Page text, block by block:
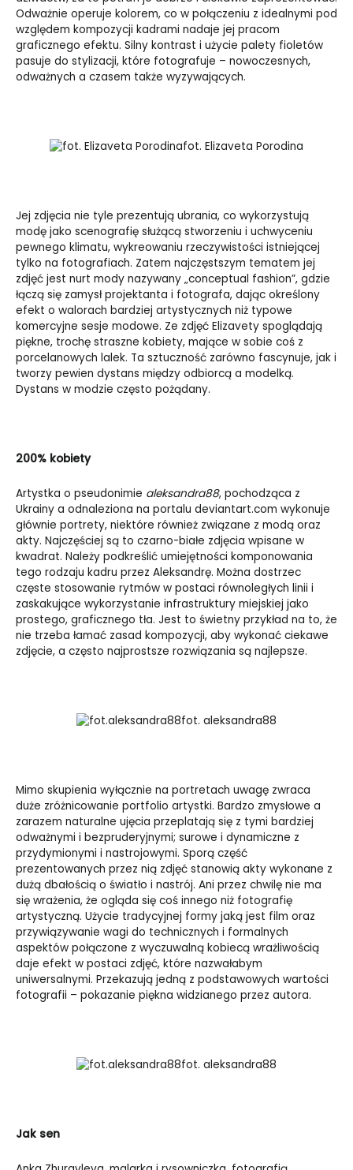
Odważnie operuje kolorem, co w połączeniu z idealnymi pod
względem kompozycji kadrami nadaje jej pracom
graficznego efektu. Silny kontrast i użycie palety fioletów
pasuje do stylizacji, które fotografuje – nowoczesnych,
odważnych a czasem także wyzywających.
fot. Elizaveta Porodina
Jej zdjęcia nie tyle prezentują ubrania, co wykorzystują
modę jako scenografię służącą stworzeniu i uchwyceniu
pewnego klimatu, wykreowaniu rzeczywistości istniejącej
tylko na fotografiach. Zatem najczęstszym tematem jej
zdjęć jest nurt mody nazywany „conceptual fashion”, gdzie
łączą się zamysł projektanta i fotografa, dając określony
efekt o walorach bardziej artystycznych niż typowe
komercyjne sesje modowe. Ze zdjęć Elizavety spoglądają
piękne, trochę straszne kobiety, mające w sobie coś z
porcelanowych lalek. Ta sztuczność zarówno fascynuje, jak i
tworzy pewien dystans między odbiorcą a modelką.
Dystans w modzie często pożądany.
200% kobiety
Artystka o pseudonimie aleksandra88, pochodząca z
Ukrainy a odnaleziona na portalu deviantart.com wykonuje
głównie portrety, niektóre również związane z modą oraz
akty. Najczęściej są to czarno-białe zdjęcia wpisane w
kwadrat. Należy podkreślić umiejętności komponowania
tego rodzaju kadru przez Aleksandrę. Można dostrzec
częste stosowanie rytmów w postaci równoległych linii i
zaskakujące wykorzystanie infrastruktury miejskiej jako
prostego, graficznego tła. Jest to świetny przykład na to, że
nie trzeba łamać zasad kompozycji, aby wykonać ciekawe
zdjęcie, a często najprostsze rozwiązania są najlepsze.
fot. aleksandra88
Mimo skupienia wyłącznie na portretach uwagę zwraca
duże zróżnicowanie portfolio artystki. Bardzo zmysłowe a
zarazem naturalne ujęcia przeplatają się z tymi bardziej
odważnymi i bezpruderyjnymi; surowe i dynamiczne z
przydymionymi i nastrojowymi. Sporą część
prezentowanych przez nią zdjęć stanowią akty wykonane z
dużą dbałością o światło i nastrój. Ani przez chwilę nie ma
się wrażenia, że ogląda się coś innego niż fotografię
artystyczną. Użycie tradycyjnej formy jaką jest film oraz
przywiązywanie wagi do technicznych i formalnych
aspektów połączone z wyczuwalną kobiecą wrażliwością
daje efekt w postaci zdjęć, które nazwałabym
uniwersalnymi. Przekazują jedną z podstawowych wartości
fotografii – pokazanie piękna widzianego przez autora.
fot. aleksandra88
Jak sen